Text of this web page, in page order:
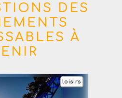
DES
À
loisirs